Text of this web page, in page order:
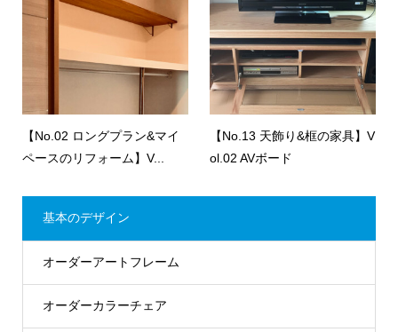
【No.02 ロングプラン&マイ
ペースのリフォーム】V...
【No.13 天飾り&框の家具】V
ol.02 AVボード
基本のデザイン
オーダーアートフレーム
オーダーカラーチェア